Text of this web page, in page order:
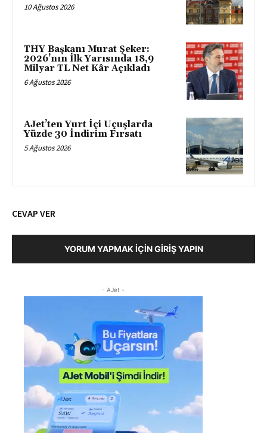
10 Ağustos 2026
THY Başkanı Murat Şeker:
2026’nın İlk Yarısında 18,9
Milyar TL Net Kâr Açıkladı
6 Ağustos 2026
AJet’ten Yurt İçi Uçuşlarda
Yüzde 30 İndirim Fırsatı
5 Ağustos 2026
CEVAP VER
YORUM YAPMAK İÇIN GIRIŞ YAPIN
- AJet -